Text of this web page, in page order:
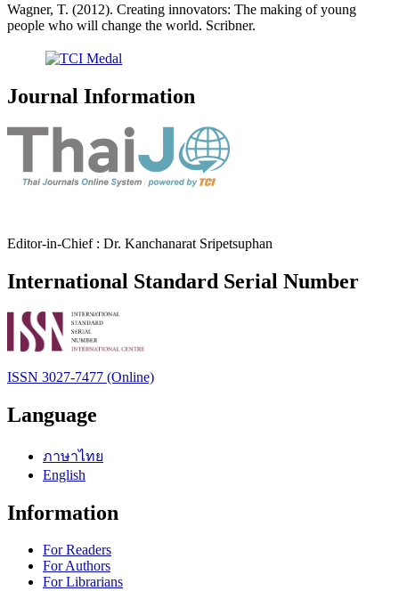
Wagner, T. (2012). Creating innovators: The making of young
people who will change the world. Scribner.
Journal Information
Editor-in-Chief : Dr. Kanchanarat Sripetsuphan
International Standard Serial Number
ISSN 3027-7477 (Online)
Language
ภาษาไทย
English
Information
For Readers
For Authors
For Librarians